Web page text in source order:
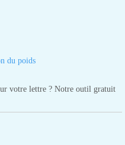
du poids
votre lettre ? Notre outil gratuit